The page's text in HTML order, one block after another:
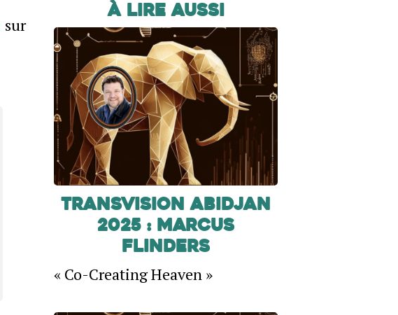
sur
À lire aussi
TransVision Abidjan
2025 : Marcus
Flinders
« Co-Creating Heaven »